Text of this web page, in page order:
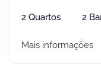
2 Quartos 2
Mais informações